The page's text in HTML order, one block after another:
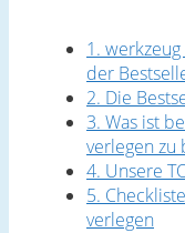
1.
der
2. Die
3. Was ist
verlegen zu
4. Unsere
5.
verlegen